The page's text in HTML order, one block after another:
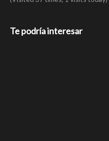
Te podría interesar